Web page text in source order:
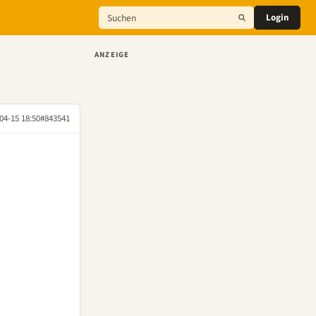
Login
15 18:50#843541
ANZEIGE